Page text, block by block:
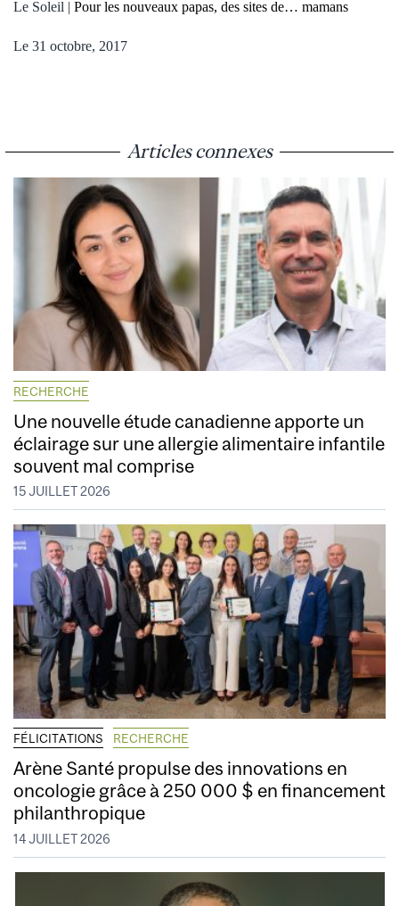
Le Soleil | Pour les nouveaux papas, des sites de… mamans
Le 31 octobre, 2017
Articles connexes
RECHERCHE
Une nouvelle étude canadienne apporte un
éclairage sur une allergie alimentaire infantile
souvent mal comprise
15 JUILLET 2026
FÉLICITATIONS RECHERCHE
Arène Santé propulse des innovations en
oncologie grâce à 250 000 $ en financement
philanthropique
14 JUILLET 2026